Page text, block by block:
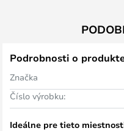
Podrobnosti o
Značka
Číslo výrobku:
Ideálne pre tieto